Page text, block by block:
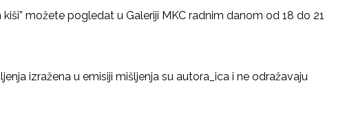
možete pogledat u Galeriji MKC radnim danom od 18 do 21
izražena u emisiji mišljenja su autora_ica i ne odražavaju